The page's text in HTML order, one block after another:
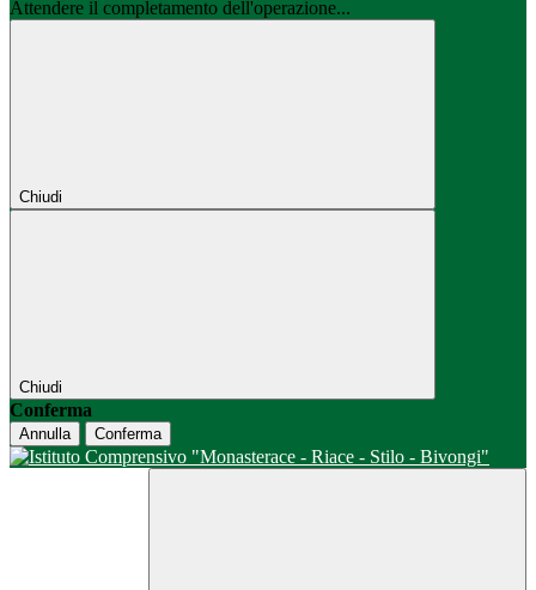
Attendere il completamento dell'operazione...
Chiudi
Chiudi
Conferma
Annulla Conferma